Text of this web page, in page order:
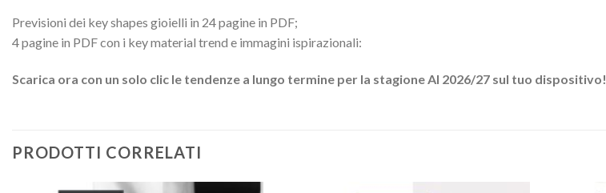
Previsioni dei key shapes gioielli in 24 pagine in PDF;
4 pagine in PDF con i key material trend e immagini ispirazionali:
Scarica ora con un solo clic le tendenze a lungo termine per la stagione AI 2026/27 sul tuo dispositivo!
PRODOTTI CORRELATI